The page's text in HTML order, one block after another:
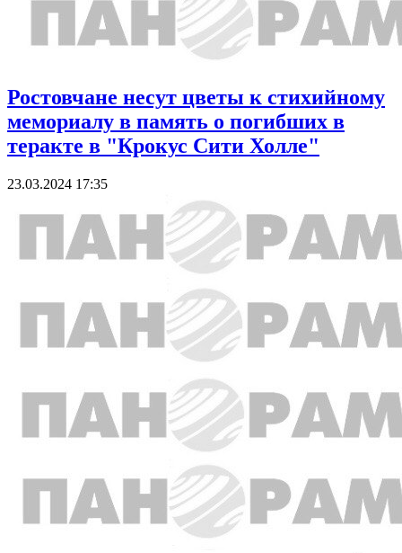
Ростовчане несут цветы к стихийному
мемориалу в память о погибших в
теракте в "Крокус Сити Холле"
23.03.2024 17:35